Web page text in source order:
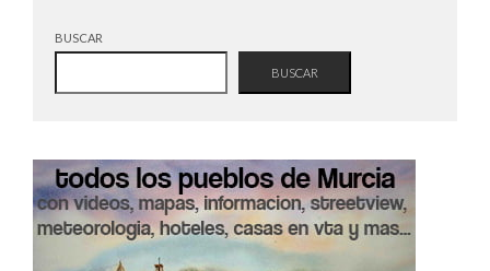
BUSCAR
BUSCAR